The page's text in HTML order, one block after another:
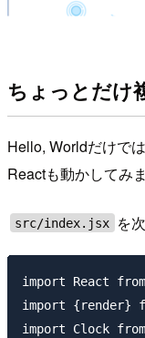
ちょっとだけ
Hello, Worldだけで
Reactも動かしてみま
src/index.jsx を
import React
import {render}
import Clock